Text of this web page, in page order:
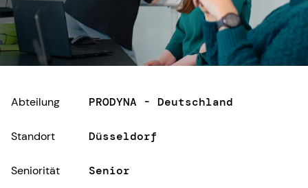
Abteilung PRODYNA - Deutschland
Standort Düsseldorf
Seniorität Senior